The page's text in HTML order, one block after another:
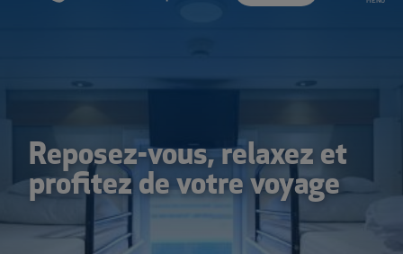
Reposez-vous, relaxez et
profitez de votre voyage